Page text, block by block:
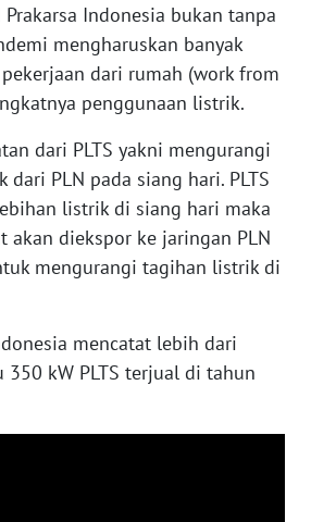
Indonesia bukan tanpa
mengharuskan banyak
dari rumah (work from
penggunaan listrik.
dari PLTS yakni mengurangi
PLN pada siang hari. PLTS
listrik di siang hari maka
akan diekspor ke jaringan PLN
mengurangi tagihan listrik di
mencatat lebih dari
kW PLTS terjual di tahun